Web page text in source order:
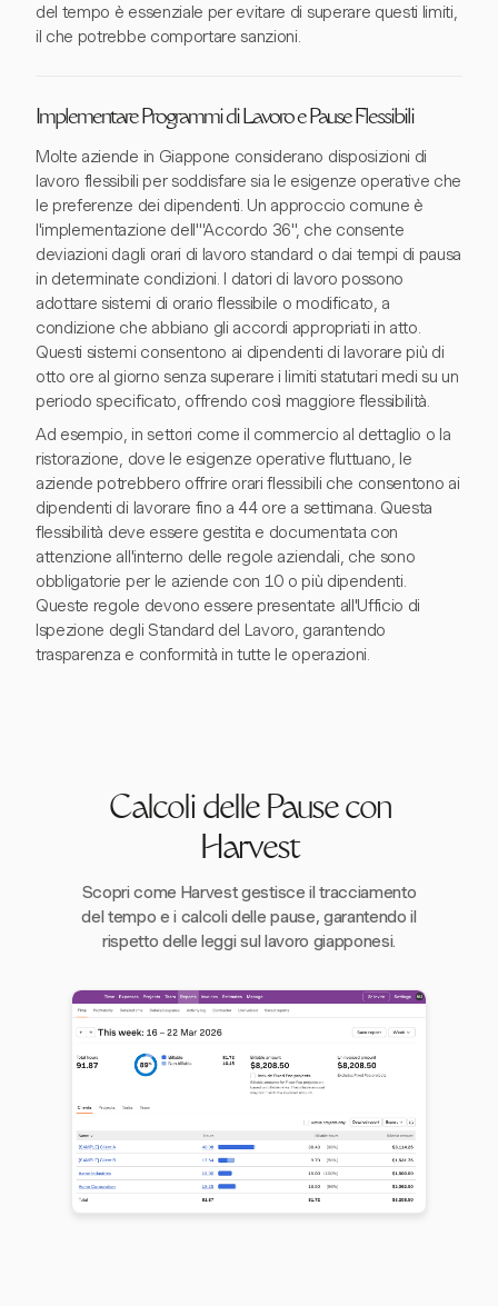
del tempo è essenziale per evitare di superare questi limiti,
il che potrebbe comportare sanzioni.
Implementare Programmi di Lavoro e Pause Flessibili
Molte aziende in Giappone considerano disposizioni di
lavoro flessibili per soddisfare sia le esigenze operative che
le preferenze dei dipendenti. Un approccio comune è
l'implementazione dell'"Accordo 36", che consente
deviazioni dagli orari di lavoro standard o dai tempi di pausa
in determinate condizioni. I datori di lavoro possono
adottare sistemi di orario flessibile o modificato, a
condizione che abbiano gli accordi appropriati in atto.
Questi sistemi consentono ai dipendenti di lavorare più di
otto ore al giorno senza superare i limiti statutari medi su un
periodo specificato, offrendo così maggiore flessibilità.
Ad esempio, in settori come il commercio al dettaglio o la
ristorazione, dove le esigenze operative fluttuano, le
aziende potrebbero offrire orari flessibili che consentono ai
dipendenti di lavorare fino a 44 ore a settimana. Questa
flessibilità deve essere gestita e documentata con
attenzione all'interno delle regole aziendali, che sono
obbligatorie per le aziende con 10 o più dipendenti.
Queste regole devono essere presentate all'Ufficio di
Ispezione degli Standard del Lavoro, garantendo
trasparenza e conformità in tutte le operazioni.
Calcoli delle Pause con
Harvest
Scopri come Harvest gestisce il tracciamento
del tempo e i calcoli delle pause, garantendo il
rispetto delle leggi sul lavoro giapponesi.